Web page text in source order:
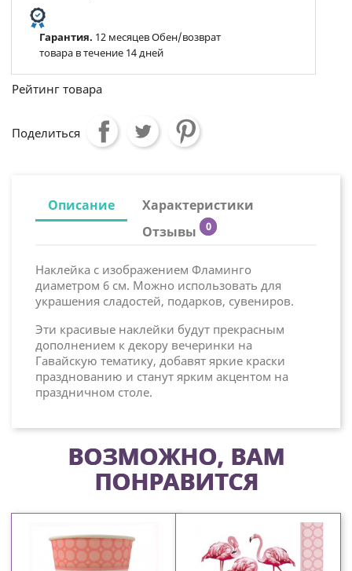
Гарантия. 12 месяцев Обен/возврат
товара в течение 14 дней
Рейтинг товара
Поделиться
Описание
Характеристики
Отзывы
0
Наклейка с изображением Фламинго
диаметром 6 см. Можно использовать для
украшения сладостей, подарков, сувениров.
Эти красивые наклейки будут прекрасным
дополнением к декору вечеринки на
Гавайскую тематику, добавят яркие краски
празднованию и станут ярким акцентом на
праздничном столе.
ВОЗМОЖНО, ВАМ
ПОНРАВИТСЯ